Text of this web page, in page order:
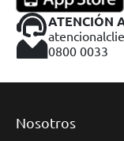
ATENCIÓN
0800 0033
Nosotros